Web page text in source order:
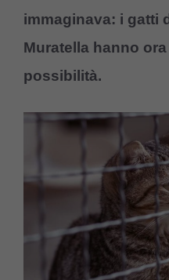
immaginava: i gatti
Muratella hanno
possibilità.